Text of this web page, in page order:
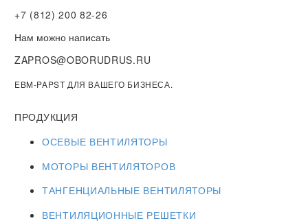
+7 (812) 200 82-26
Нам можно написать
ZAPROS@OBORUDRUS.RU
EBM-PAPST ДЛЯ ВАШЕГО БИЗНЕСА.
ПРОДУКЦИЯ
ОСЕВЫЕ ВЕНТИЛЯТОРЫ
МОТОРЫ ВЕНТИЛЯТОРОВ
ТАНГЕНЦИАЛЬНЫЕ ВЕНТИЛЯТОРЫ
ВЕНТИЛЯЦИОННЫЕ РЕШЕТКИ